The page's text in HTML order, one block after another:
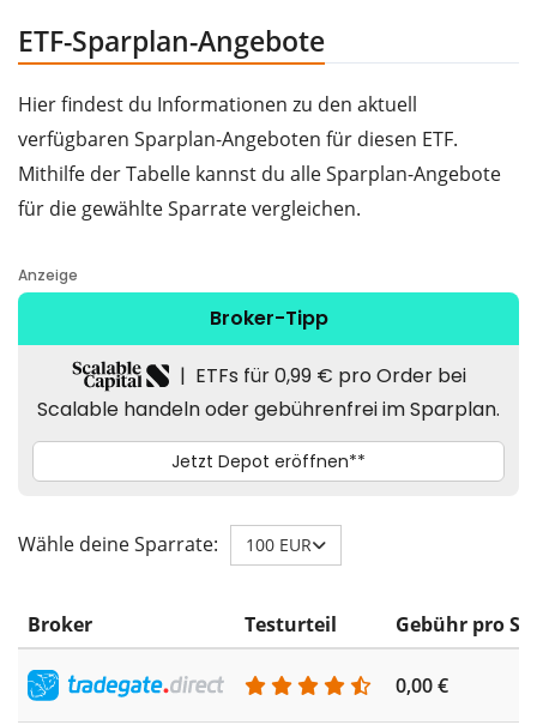
ETF-Sparplan-Angebote
Hier findest du Informationen zu den aktuell
verfügbaren Sparplan-Angeboten für diesen ETF.
Mithilfe der Tabelle kannst du alle Sparplan-Angebote
für die gewählte Sparrate vergleichen.
Wähle deine Sparrate: 100 EUR
Broker Testurteil Gebühr pro
0,00 €